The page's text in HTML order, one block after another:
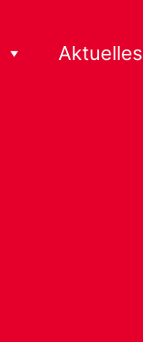
Aktuelles